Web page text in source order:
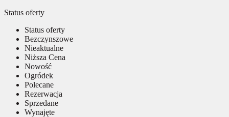
Status oferty
Status oferty
Bezczynszowe
Nieaktualne
Niższa Cena
Nowość
Ogródek
Polecane
Rezerwacja
Sprzedane
Wynajęte